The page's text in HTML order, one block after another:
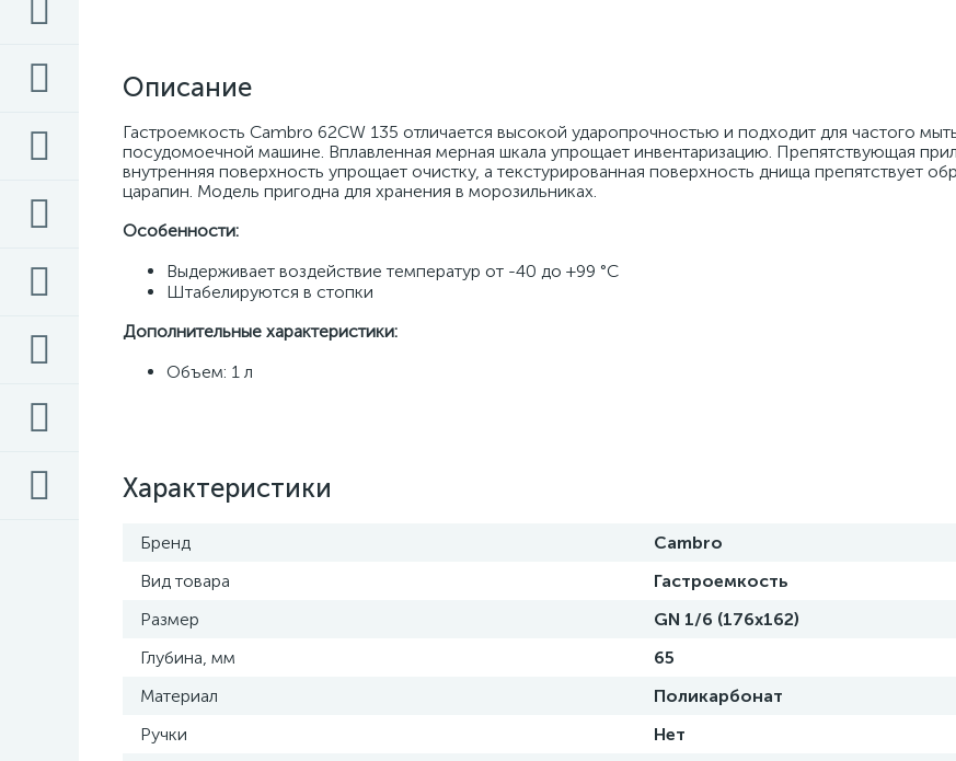
Описание
Гастроемкость Cambro 62CW 135 отличается высокой ударопрочностью и подходит для частого
посудомоечной машине. Вплавленная мерная шкала упрощает инвентаризацию. Препятствующая
внутренняя поверхность упрощает очистку, а текстурированная поверхность днища препятствует
царапин. Модель пригодна для хранения в морозильниках.
Особенности:
Выдерживает воздействие температур от -40 до +99 °С
Штабелируются в стопки
Дополнительные характеристики:
Объем: 1 л
Характеристики
Бренд
Cambro
Вид товара
Гастроемкость
Размер
GN 1/6 (176x162)
Глубина, мм
65
Материал
Поликарбонат
Ручки
Нет